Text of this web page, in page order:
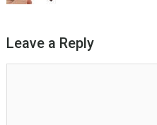
Leave a Reply